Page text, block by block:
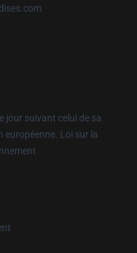
jour suivant celui de sa
européenne. Loi sur la